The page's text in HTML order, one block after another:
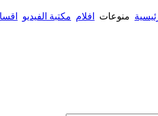
منوعات افلام مكتبة الفيديو